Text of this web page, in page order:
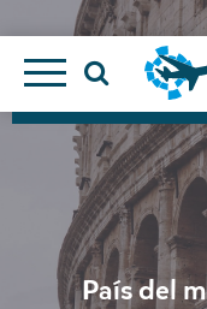
País del